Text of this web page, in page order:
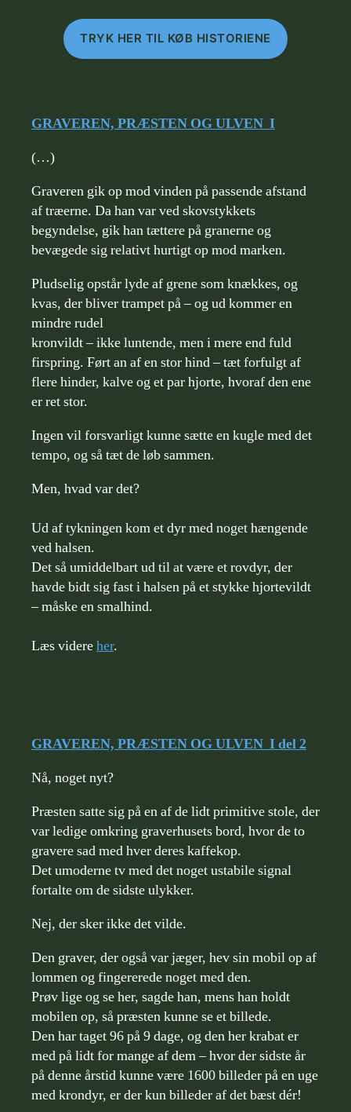
TRYK HER TIL KØB HISTORIENE
GRAVEREN, PRÆSTEN OG ULVEN I
(…)
Graveren gik op mod vinden på passende afstand
af træerne. Da han var ved skovstykkets
begyndelse, gik han tættere på granerne og
bevægede sig relativt hurtigt op mod marken.
Pludselig opstår lyde af grene som knækkes, og
kvas, der bliver trampet på – og ud kommer en
mindre rudel
kronvildt – ikke luntende, men i mere end fuld
firspring. Ført an af en stor hind – tæt forfulgt af
flere hinder, kalve og et par hjorte, hvoraf den ene
er ret stor.
Ingen vil forsvarligt kunne sætte en kugle med det
tempo, og så tæt de løb sammen.
Men, hvad var det?
Ud af tykningen kom et dyr med noget hængende
ved halsen.
Det så umiddelbart ud til at være et rovdyr, der
havde bidt sig fast i halsen på et stykke hjortevildt
– måske en smalhind.
Læs videreher.
GRAVEREN, PRÆSTEN OG ULVEN I del 2
Nå, noget nyt?
Præsten satte sig på en af de lidt primitive stole, der
var ledige omkring graverhusets bord, hvor de to
gravere sad med hver deres kaffekop.
Det umoderne tv med det noget ustabile signal
fortalte om de sidste ulykker.
Nej, der sker ikke det vilde.
Den graver, der også var jæger, hev sin mobil op af
lommen og fingererede noget med den.
Prøv lige og se her, sagde han, mens han holdt
mobilen op, så præsten kunne se et billede.
Den har taget 96 på 9 dage, og den her krabat er
med på lidt for mange af dem – hvor der sidste år
på denne årstid kunne være 1600 billeder på en uge
med krondyr, er der kun billeder af det bæst dér!